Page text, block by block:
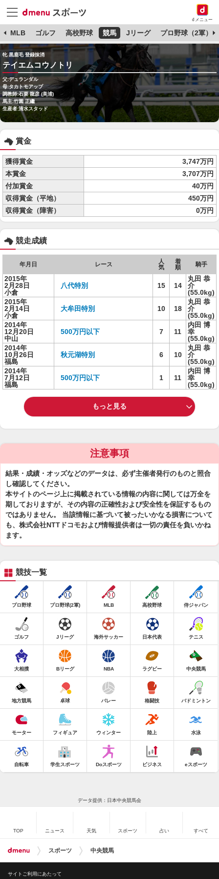
dメニュー
MLB ゴルフ 高校野球 競馬 Jリーグ プロ野球（2軍）
牝 黒鹿毛 登録抹消
テイエムコウノトリ
父:デュランダル
母:タカトモアップ
調教師:石栗 龍彦 (美浦)
馬主:竹園 正繼
生産者:清水スタッド
賞金
獲得賞金
3,747万円
本賞金
3,707万円
付加賞金
40万円
収得賞金（平地）
450万円
収得賞金（障害）
0万円
競走成績
年月日 レース
人
気
着
順
騎手
2015年
2月28日
小倉
八代特別 15 14
丸田 恭
介
(55.0kg)
2015年
2月14日
小倉
大牟田特別 10 18
丸田 恭
介
(55.0kg)
2014年
12月20日
中山
500万円以下 7 11
内田 博
幸
(55.0kg)
2014年
10月26日
福島
秋元湖特別 6 10
丸田 恭
介
(55.0kg)
2014年
7月12日
福島
500万円以下 1 11
内田 博
幸
(55.0kg)
もっと見る
注意事項
結果・成績・オッズなどのデータは、必ず主催者発行のものと照合
し確認してください。
本サイトのページ上に掲載されている情報の内容に関しては万全を
期しておりますが、その内容の正確性および安全性を保証するもの
ではありません。 当該情報に基づいて被ったいかなる損害について
も、株式会社NTTドコモおよび情報提供者は一切の責任を負いかね
ます。
競技一覧
プロ野球 プロ野球(2軍) MLB 高校野球 侍ジャパン
ゴルフ Jリーグ 海外サッカー 日本代表 テニス
大相撲 Bリーグ NBA ラグビー 中央競馬
地方競馬 卓球 バレー 格闘技 バドミントン
モーター フィギュア ウィンター 陸上 水泳
自転車 学生スポーツ Doスポーツ ビジネス eスポーツ
データ提供：日本中央競馬会
TOP ニュース 天気 スポーツ 占い すべて
スポーツ 中央競馬
サイトご利用にあたって